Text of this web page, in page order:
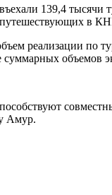
въехали 139,4 тысячи
путешествующих в
реализации по
Амур.